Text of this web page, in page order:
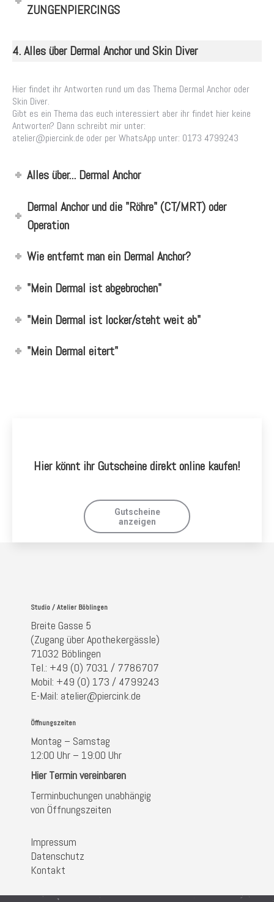
ZUNGENPIERCINGS
4. Alles über Dermal Anchor und Skin Diver
Hier findet ihr Antworten rund um das Thema Dermal Anchor oder
Skin Diver.
Gibt es ein Thema das euch interessiert aber ihr findet hier keine
Antworten? Dann schreibt mir unter:
atelier@piercink.de oder per WhatsApp unter: 0173 4799243
Alles über... Dermal Anchor
Dermal Anchor und die "Röhre" (CT/MRT) oder
Operation
Wie entfernt man ein Dermal Anchor?
"Mein Dermal ist abgebrochen"
"Mein Dermal ist locker/steht weit ab"
"Mein Dermal eitert"
Hier könnt ihr Gutscheine direkt online kaufen!
Gutscheine
anzeigen
Studio / Atelier Böblingen
Breite Gasse 5
(Zugang über Apothekergässle)
71032 Böblingen
Tel.: +49 (0) 7031 / 7786707
Mobil: +49 (0) 173 / 4799243
E-Mail: atelier@piercink.de
Öffnungszeiten
Montag – Samstag
12:00 Uhr – 19:00 Uhr
Hier Termin vereinbaren
Terminbuchungen unabhängig
von Öffnungszeiten
Impressum
Datenschutz
Kontakt